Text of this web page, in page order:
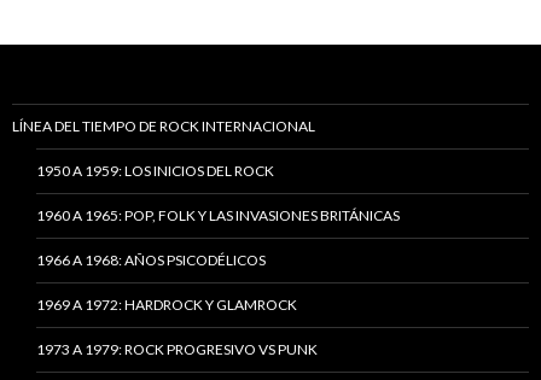
LÍNEA DEL TIEMPO DE ROCK INTERNACIONAL
1950 A 1959: LOS INICIOS DEL ROCK
1960 A 1965: POP, FOLK Y LAS INVASIONES BRITÁNICAS
1966 A 1968: AÑOS PSICODÉLICOS
1969 A 1972: HARDROCK Y GLAMROCK
1973 A 1979: ROCK PROGRESIVO VS PUNK